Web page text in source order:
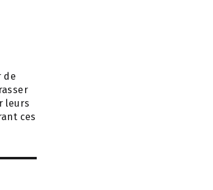
de
leurs
ces